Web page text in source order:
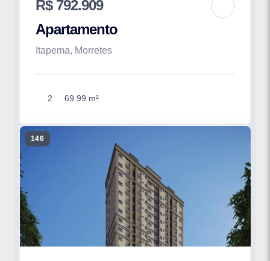
R$ 792.909
Apartamento
Itapema, Morretes
2 69.99 m²
146